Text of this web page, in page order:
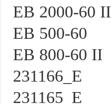
EB 2000-60 II
EB 500-60
EB 800-60 II
231166_E
231165_E